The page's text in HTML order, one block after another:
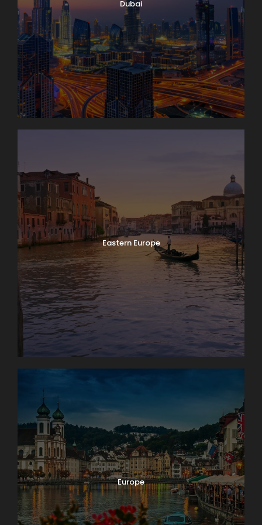
Dubai
Eastern Europe
Europe